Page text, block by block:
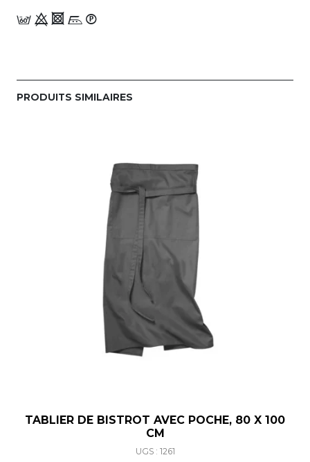
c 9 4 n_W
PRODUITS SIMILAIRES
TABLIER DE BISTROT AVEC POCHE, 80 X 100
CM
UGS : 1261